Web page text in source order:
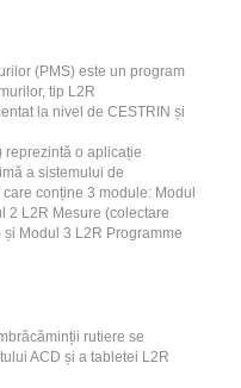
(PMS) este un program
tip L2R
la nivel de CESTRIN și
reprezintă o aplicație
a sistemului de
conține 3 module: Modul
2 L2R Mesure (colectare
Modul 3 L2R Programme
rutiere se
ACD și a tabletei L2R